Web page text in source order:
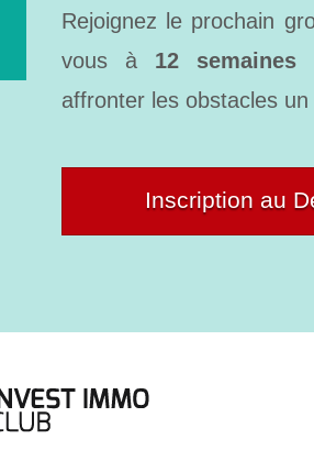
Rejoignez le prochain
vous à 12 semaines
affronter les obstacles un
Inscription au